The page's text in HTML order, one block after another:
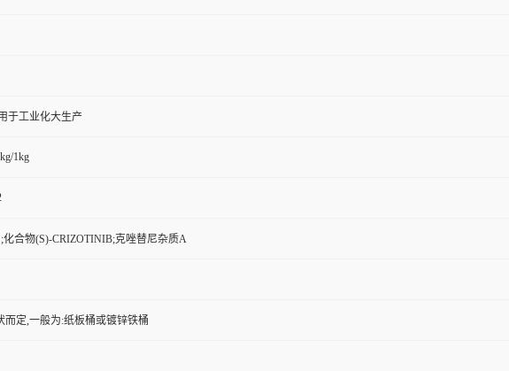
于工业化大生产
1kg
化合物(S)-CRIZOTINIB;克唑替尼杂质A
而定,一般为:纸板桶或镀锌铁桶